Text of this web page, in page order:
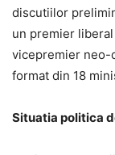
discutiilor
un premier
vicepremier neo-
format din 18
Situatia politica